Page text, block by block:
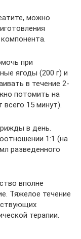
можно
при
ягоды (200 г) и
в течение 2-
потомить на
15 минут).
в день.
1:1 (на
разведенного
вполне
Тяжелое течение
терапии.